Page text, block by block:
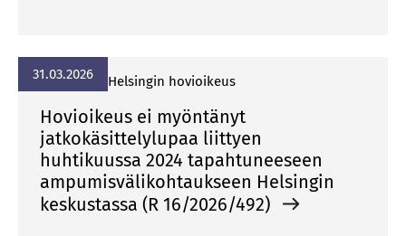
31.03.2026 Helsingin hovioikeus
Hovioikeus ei myöntänyt
jatkokäsittelylupaa liittyen
huhtikuussa 2024 tapahtuneeseen
ampumisvälikohtaukseen Helsingin
keskustassa (R 16/2026/492)